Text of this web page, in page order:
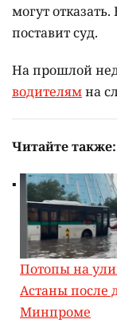
могут
поставит суд.
На прошлой
водителямна
Читайте также:
Потопы на
Астаны после
Минпроме